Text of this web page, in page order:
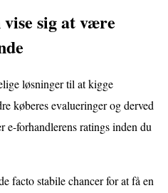
sig at være
løsninger til at kigge
køberes evalueringer og derved
e-forhandlerens ratings inden du
facto stabile chancer for at få en